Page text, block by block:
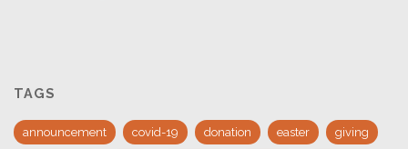
TAGS
announcement covid-19 donation easter giving